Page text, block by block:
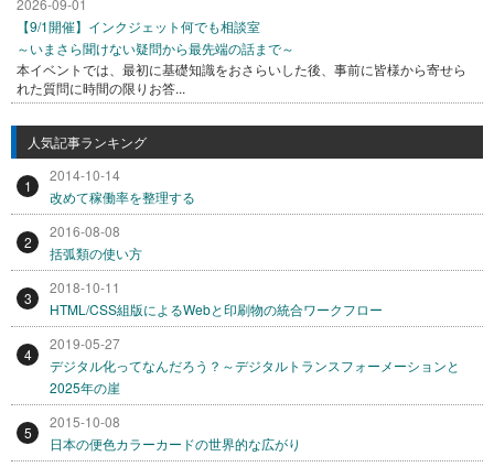
2026-09-01
【9/1開催】インクジェット何でも相談室
～いまさら聞けない疑問から最先端の話まで～
本イベントでは、最初に基礎知識をおさらいした後、事前に皆様から寄せら
れた質問に時間の限りお答...
人気記事ランキング
1
2014-10-14
改めて稼働率を整理する
2
2016-08-08
括弧類の使い方
3
2018-10-11
HTML/CSS組版によるWebと印刷物の統合ワークフロー
4
2019-05-27
デジタル化ってなんだろう？～デジタルトランスフォーメーションと
2025年の崖
5
2015-10-08
日本の便色カラーカードの世界的な広がり